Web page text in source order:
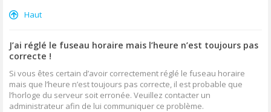
Haut
J’ai réglé le fuseau horaire mais l’heure n’est toujours pas
correcte !
Si vous êtes certain d’avoir correctement réglé le fuseau horaire
mais que l’heure n’est toujours pas correcte, il est probable que
l’horloge du serveur soit erronée. Veuillez contacter un
administrateur afin de lui communiquer ce problème.